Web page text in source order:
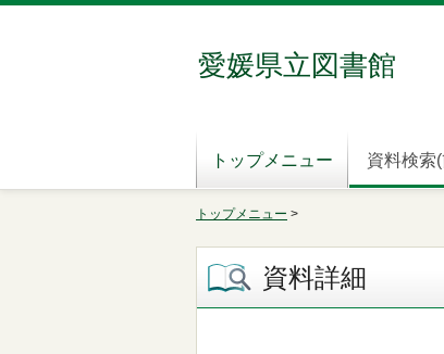
愛媛県立図書館
トップメニュー 資料検索
トップメニュー >
資料詳細